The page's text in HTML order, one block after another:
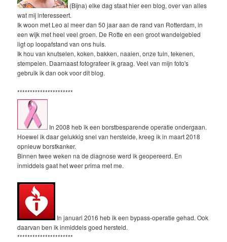
(Bijna) elke dag staat hier een blog, over van alles
wat mij interesseert.
Ik woon met Leo al meer dan 50 jaar aan de rand van Rotterdam, in
een wijk met heel veel groen. De Rotte en een groot wandelgebied
ligt op loopafstand van ons huis.
Ik hou van knutselen, koken, bakken, naaien, onze tuin, tekenen,
stempelen. Daarnaast fotografeer ik graag. Veel van mijn foto's
gebruik ik dan ook voor dit blog.
**********************
In 2008 heb ik een borstbesparende operatie ondergaan.
Hoewel ik daar gelukkig snel van herstelde, kreeg ik in maart 2018
opnieuw borstkanker.
Binnen twee weken na de diagnose werd ik geopereerd. En
inmiddels gaat het weer prima met me.
In januari 2016 heb ik een bypass-operatie gehad. Ook
daarvan ben ik inmiddels goed hersteld.
**********************